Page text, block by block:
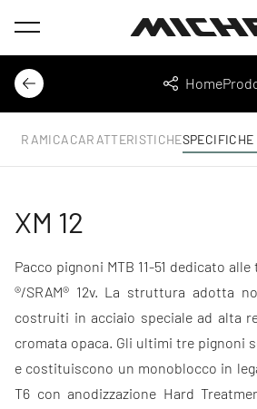
Menu
Indietro
Home
Condividi
CARATTERISTICHE
XM 12
Pacco pignoni MTB 11-51 dedicato
®/SRAM® 12v. La struttura adotta
costruiti in acciaio speciale ad alta
cromata opaca. Gli ultimi tre pignoni
e costituiscono un monoblocco in
T6 con anodizzazione Hard